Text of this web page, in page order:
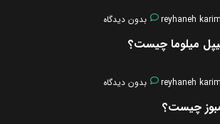
reyhaneh بدون دیدگاه
میلوما چیست؟
reyhaneh بدون دیدگاه
چیست؟